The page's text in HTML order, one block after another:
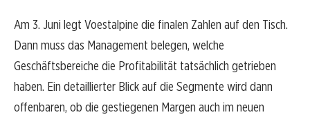
Am 3. Juni legt Voestalpine die finalen Zahlen auf den Tisch.
Dann muss das Management belegen, welche
Geschäftsbereiche die Profitabilität tatsächlich getrieben
haben. Ein detaillierter Blick auf die Segmente wird dann
offenbaren, ob die gestiegenen Margen auch im neuen